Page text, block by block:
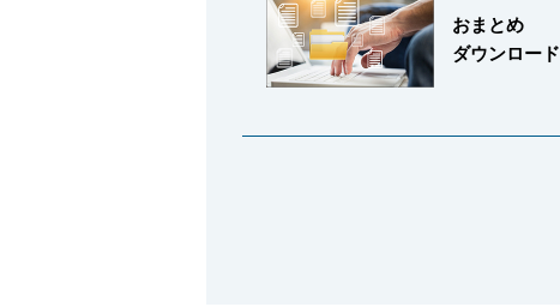
会社情報
おまとめ
ダウンロード